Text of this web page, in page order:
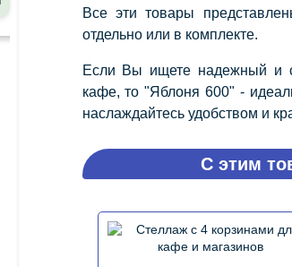
Все эти товары
отдельно или в комплекте.
Если Вы ищете надежный и
кафе, то "Яблоня 600" -
наслаждайтесь удобством и
С этим